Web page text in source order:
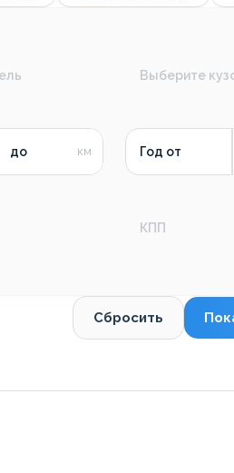
Выберите
до Год от
КПП
Сбросить